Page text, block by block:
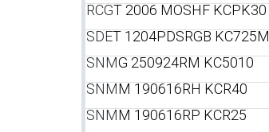
RCGT 2006 MOSHF KCPK30
SDET 1204PDSRGB KC725M
SNMG 250924RM KC5010
SNMM 190616RH KCR40
SNMM 190616RP KCR25